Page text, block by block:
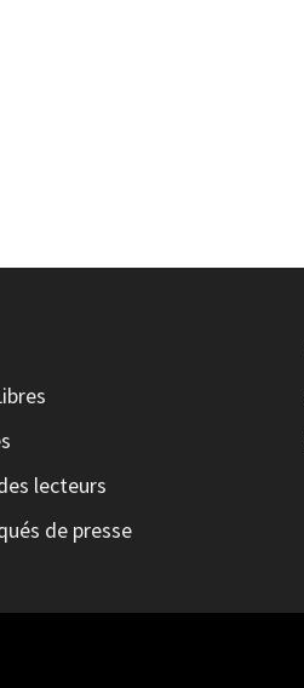
lecteurs
de presse